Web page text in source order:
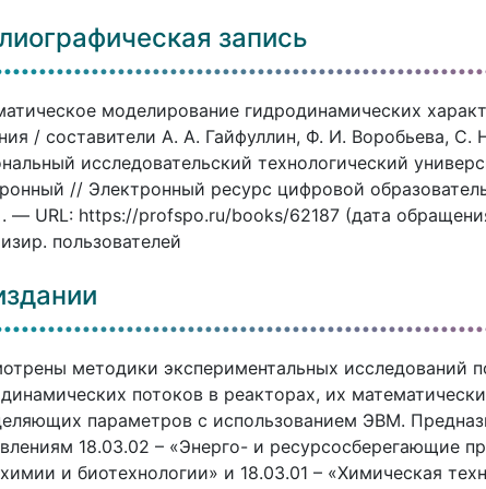
запись
моделирование гидродинамических
/ составители А. А. Гайфуллин, Ф. И. Воробьева, С.
исследовательский технологический
// Электронный ресурс цифровой
— URL: https://profspo.ru/books/62187 (дата
пользователей
методики экспериментальных исследований
потоков в реакторах, их
параметров с использованием ЭВМ.
18.03.02 – «Энерго- и ресурсосберегающие
и биотехнологии» и 18.03.01 – «Химическая